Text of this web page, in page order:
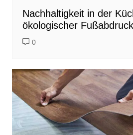
Nachhaltigkeit in der
ökologischer Fußabdruck
0